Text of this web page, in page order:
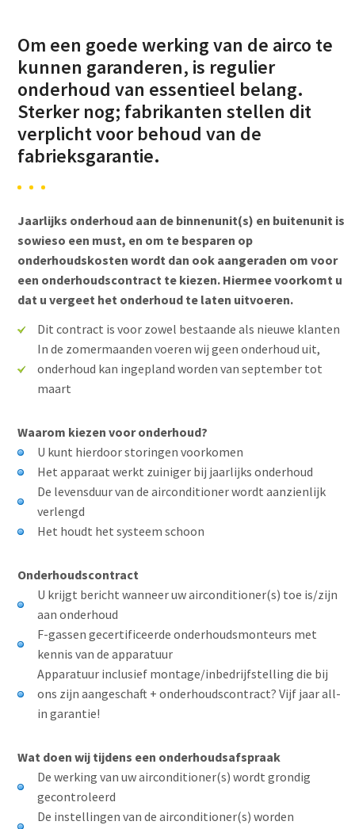
Om een goede werking van de airco te
kunnen garanderen, is regulier
onderhoud van essentieel belang.
Sterker nog; fabrikanten stellen dit
verplicht voor behoud van de
fabrieksgarantie.
Jaarlijks onderhoud aan de binnenunit(s) en buitenunit is
sowieso een must, en om te besparen op
onderhoudskosten wordt dan ook aangeraden om voor
een onderhoudscontract te kiezen. Hiermee voorkomt u
dat u vergeet het onderhoud te laten uitvoeren.
Dit contract is voor zowel bestaande als nieuwe klanten
In de zomermaanden voeren wij geen onderhoud uit,
onderhoud kan ingepland worden van september tot
maart
Waarom kiezen voor onderhoud?
U kunt hierdoor storingen voorkomen
Het apparaat werkt zuiniger bij jaarlijks onderhoud
De levensduur van de airconditioner wordt aanzienlijk
verlengd
Het houdt het systeem schoon
Onderhoudscontract
U krijgt bericht wanneer uw airconditioner(s) toe is/zijn
aan onderhoud
F-gassen gecertificeerde onderhoudsmonteurs met
kennis van de apparatuur
Apparatuur inclusief montage/inbedrijfstelling die bij
ons zijn aangeschaft + onderhoudscontract? Vijf jaar all-
in garantie!
Wat doen wij tijdens een onderhoudsafspraak
De werking van uw airconditioner(s) wordt grondig
gecontroleerd
De instellingen van de airconditioner(s) worden